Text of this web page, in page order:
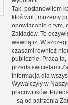
Tak, postanowiłem
ktoś woli, możemy
opowiadanie o tym,
Zakładów. To
wewnątrz. W
czasami również
publicznie. Praca ta,
przedstawicielami
Informacja dla
Wywalczyły w
pracowników.
– są od patrzenia